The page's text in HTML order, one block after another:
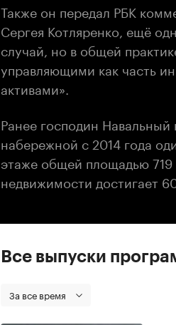
Также он передал РБК
Сергея Котляренко, ещё
случай, но в общей
управляющими как часть
активами».
Ранее господин
набережной с 2014 года
этаже общей площадью 719
недвижимости достигает
Все выпуски
За все время